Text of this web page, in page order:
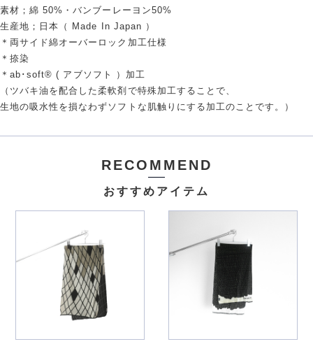
素材；綿 50%・バンブーレーヨン50%
生産地；日本（ Made In Japan ）
＊両サイド綿オーバーロック加工仕様
＊捺染
＊ab･soft® ( アブソフト ）加工
（ツバキ油を配合した柔軟剤で特殊加工することで、
生地の吸水性を損なわずソフトな肌触りにする加工のことです。）
RECOMMEND
おすすめアイテム